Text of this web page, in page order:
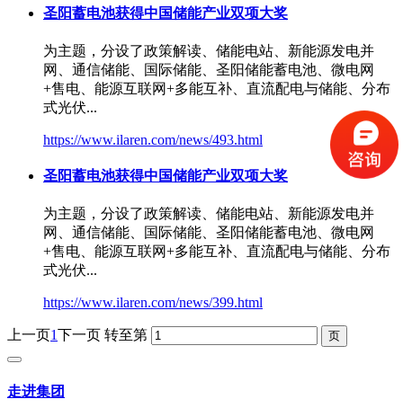
圣阳蓄电池获得中国储能产业双项大奖
为主题，分设了政策解读、储能电站、新能源发电并
网、通信储能、国际储能、 圣阳储能蓄电池、微电网
+售电、能源互联网+多能互补、直流配电与储能、分布
式光伏...
https://www.ilaren.com/news/493.html
圣阳蓄电池获得中国储能产业双项大奖
为主题，分设了政策解读、储能电站、新能源发电并
网、通信储能、国际储能、 圣阳储能蓄电池、微电网
+售电、能源互联网+多能互补、直流配电与储能、分布
式光伏...
https://www.ilaren.com/news/399.html
上一页 1 下一页 转至第
走进集团